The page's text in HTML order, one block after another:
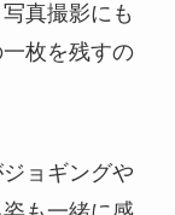
真撮影にも
枚を残すの
ョギングや